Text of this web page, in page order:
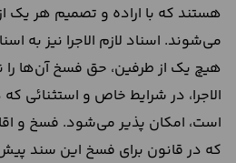
هستند که با اراده و تصمیم هر یک
می‌شوند. اسناد لازم الاجرا نیز به
هیچ یک از طرفین، حق فسخ آن‌ها را
الاجرا، در شرایط خاص و استثنائی
است، امکان پذیر می‌شود. فسخ و
که در قانون برای فسخ این سند